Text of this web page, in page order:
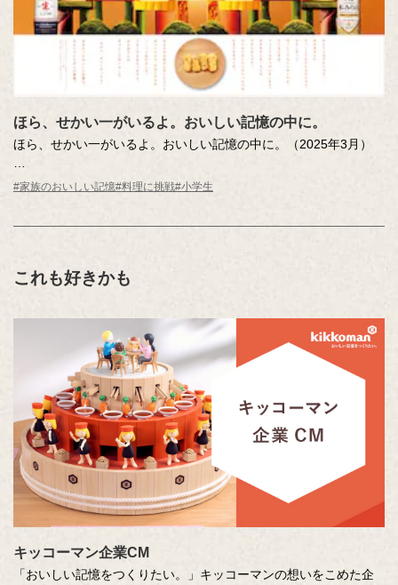
ほら、せかい一がいるよ。おいしい記憶の中に。
ほら、せかい一がいるよ。おいしい記憶の中に。（2025年3月）
第15回「あなたの『おいしい記憶』をおしえてください。」エッ
うに。
#家族のおいしい記憶#料理に挑戦#小学生
これも好きかも
キッコーマン企業CM
「おいしい記憶をつくりたい。」キッコーマンの想いをこめた企